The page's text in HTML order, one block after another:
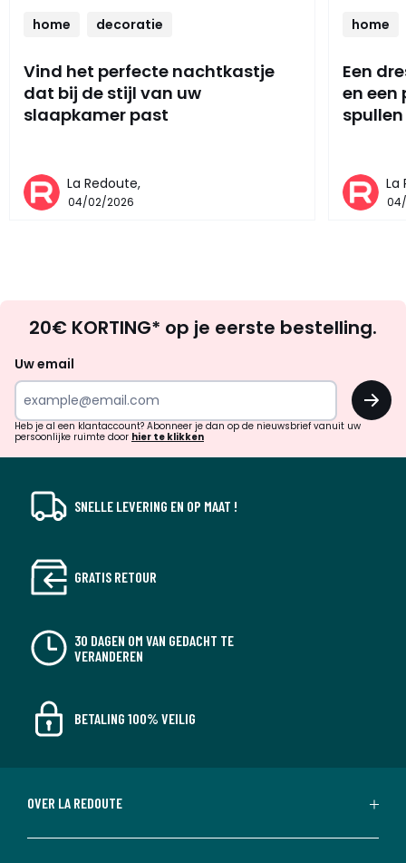
home decoratie
Vind het perfecte nachtkastje
dat bij de stijl van uw
slaapkamer past
La Redoute,
04/02/2026
home
Een
en een
spullen
La
zoek
inspiratie
verrassingen?
20€ KORTING* op je eerste bestelling.
Uw email
OK
Heb je al een klantaccount? Abonneer je dan op de nieuwsbrief vanuit uw
persoonlijke ruimte door hier te klikken
SNELLE LEVERING EN OP MAAT !
GRATIS RETOUR
30 DAGEN OM VAN GEDACHT TE
VERANDEREN
BETALING 100% VEILIG
OVER LA REDOUTE